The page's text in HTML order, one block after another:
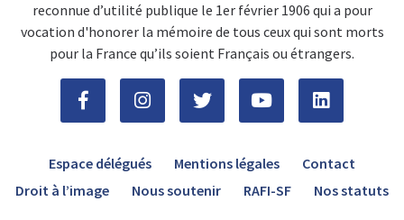
reconnue d’utilité publique le 1er février 1906 qui a pour
vocation d'honorer la mémoire de tous ceux qui sont morts
pour la France qu’ils soient Français ou étrangers.
Espace délégués Mentions légales
Contact
Droit à l’image
Nous soutenir RAFI-SF Nos statuts